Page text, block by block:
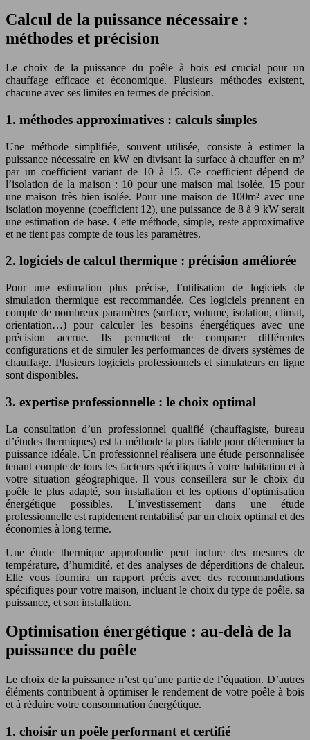
Calcul de la puissance nécessaire :
méthodes et précision
Le choix de la puissance du poêle à bois est crucial pour un
chauffage efficace et économique. Plusieurs méthodes existent,
chacune avec ses limites en termes de précision.
1. méthodes approximatives : calculs simples
Une méthode simplifiée, souvent utilisée, consiste à estimer la
puissance nécessaire en kW en divisant la surface à chauffer en m²
par un coefficient variant de 10 à 15. Ce coefficient dépend de
l’isolation de la maison : 10 pour une maison mal isolée, 15 pour
une maison très bien isolée. Pour une maison de 100m² avec une
isolation moyenne (coefficient 12), une puissance de 8 à 9 kW serait
une estimation de base. Cette méthode, simple, reste approximative
et ne tient pas compte de tous les paramètres.
2. logiciels de calcul thermique : précision améliorée
Pour une estimation plus précise, l’utilisation de logiciels de
simulation thermique est recommandée. Ces logiciels prennent en
compte de nombreux paramètres (surface, volume, isolation, climat,
orientation…) pour calculer les besoins énergétiques avec une
précision accrue. Ils permettent de comparer différentes
configurations et de simuler les performances de divers systèmes de
chauffage. Plusieurs logiciels professionnels et simulateurs en ligne
sont disponibles.
3. expertise professionnelle : le choix optimal
La consultation d’un professionnel qualifié (chauffagiste, bureau
d’études thermiques) est la méthode la plus fiable pour déterminer la
puissance idéale. Un professionnel réalisera une étude personnalisée
tenant compte de tous les facteurs spécifiques à votre habitation et à
votre situation géographique. Il vous conseillera sur le choix du
poêle le plus adapté, son installation et les options d’optimisation
énergétique possibles. L’investissement dans une étude
professionnelle est rapidement rentabilisé par un choix optimal et des
économies à long terme.
Une étude thermique approfondie peut inclure des mesures de
température, d’humidité, et des analyses de déperditions de chaleur.
Elle vous fournira un rapport précis avec des recommandations
spécifiques pour votre maison, incluant le choix du type de poêle, sa
puissance, et son installation.
Optimisation énergétique : au-delà de la
puissance du poêle
Le choix de la puissance n’est qu’une partie de l’équation. D’autres
éléments contribuent à optimiser le rendement de votre poêle à bois
et à réduire votre consommation énergétique.
1. choisir un poêle performant et certifié